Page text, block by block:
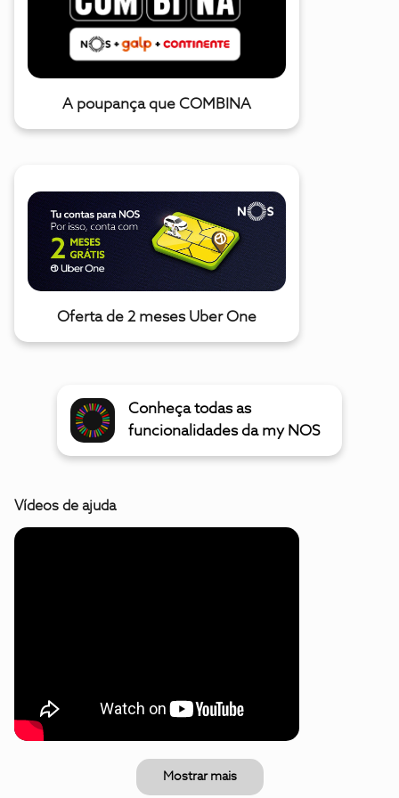
A poupança que COMBINA
Oferta de 2 meses Uber One
Conheça todas as
funcionalidades da my NOS
Vídeos de ajuda
Mostrar mais